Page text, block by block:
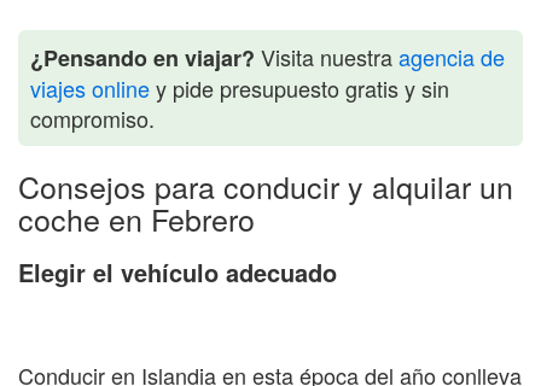
¿Pensando en viajar? Visita nuestraagencia de
viajes onliney pide presupuesto gratis y sin
compromiso.
Consejos para conducir y alquilar un
coche en Febrero
Elegir el vehículo adecuado
Conducir en Islandia en esta época del año conlleva